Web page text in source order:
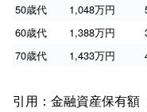
50歳代
1,048万円
60歳代
1,388万円
70歳代
1,433万円
引用：金融資産保有額